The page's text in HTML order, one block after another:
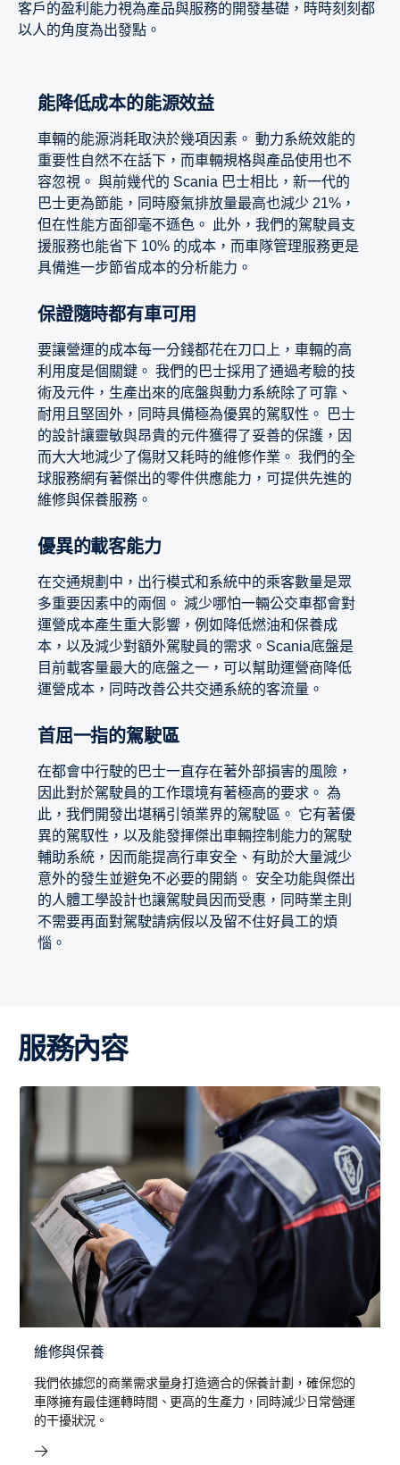
客戶的盈利能力視為產品與服務的開發基礎，時時刻刻都
以人的角度為出發點。
能降低成本的能源效益
車輛的能源消耗取決於幾項因素。 動力系統效能的
重要性自然不在話下，而車輛規格與產品使用也不
容忽視。 與前幾代的 Scania 巴士相比，新一代的
巴士更為節能，同時廢氣排放量最高也減少 21%，
但在性能方面卻毫不遜色。 此外，我們的駕駛員支
援服務也能省下 10% 的成本，而車隊管理服務更是
具備進一步節省成本的分析能力。
保證隨時都有車可用
要讓營運的成本每一分錢都花在刀口上，車輛的高
利用度是個關鍵。 我們的巴士採用了通過考驗的技
術及元件，生產出來的底盤與動力系統除了可靠、
耐用且堅固外，同時具備極為優異的駕馭性。 巴士
的設計讓靈敏與昂貴的元件獲得了妥善的保護，因
而大大地減少了傷財又耗時的維修作業。 我們的全
球服務網有著傑出的零件供應能力，可提供先進的
維修與保養服務。
優異的載客能力
在交通規劃中，出行模式和系統中的乘客數量是眾
多重要因素中的兩個。 減少哪怕一輛公交車都會對
運營成本產生重大影響，例如降低燃油和保養成
本，以及減少對額外駕駛員的需求。Scania底盤是
目前載客量最大的底盤之一，可以幫助運營商降低
運營成本，同時改善公共交通系統的客流量。
首屈一指的駕駛區
在都會中行駛的巴士一直存在著外部損害的風險，
因此對於駕駛員的工作環境有著極高的要求。 為
此，我們開發出堪稱引領業界的駕駛區。 它有著優
異的駕馭性，以及能發揮傑出車輛控制能力的駕駛
輔助系統，因而能提高行車安全、有助於大量減少
意外的發生並避免不必要的開銷。 安全功能與傑出
的人體工學設計也讓駕駛員因而受惠，同時業主則
不需要再面對駕駛請病假以及留不住好員工的煩
惱。
服務內容
維修與保養
我們依據您的商業需求量身打造適合的保養計劃，確保您的
車隊擁有最佳運轉時間、更高的生產力，同時減少日常營運
的干擾狀況。